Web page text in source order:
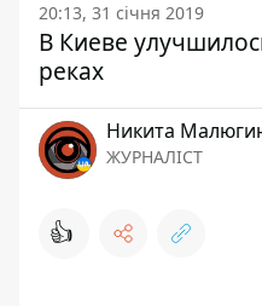
20:13, 31 січня 2019
В Киеве
реках
Никита
ЖУРНАЛІСТ
👍